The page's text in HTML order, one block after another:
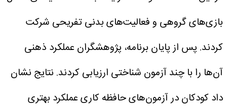
بازی‌های گروهی و فعالیت‌های بدنی تفریحی شرکت
کردند. پس از پایان برنامه، پژوهشگران عملکرد ذهنی
آن‌ها را با چند آزمون شناختی ارزیابی کردند. نتایج نشان
داد کودکان در آزمون‌های حافظه کاری عملکرد بهتری